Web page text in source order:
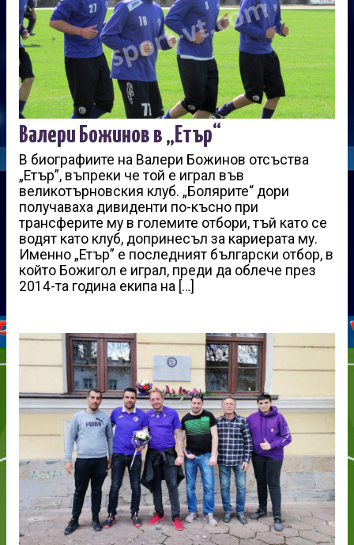
Валери Божинов в „Етър“
В биографиите на Валери Божинов отсъства
„Етър”, въпреки че той е играл във
великотърновския клуб. „Болярите“ дори
получаваха дивиденти по-късно при
трансферите му в големите отбори, тъй като се
водят като клуб, допринесъл за кариерата му.
Именно „Етър” е последният български отбор, в
който Божигол е играл, преди да облече през
2014-та година екипа на […]